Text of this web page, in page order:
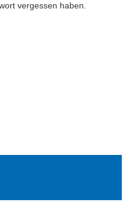
vergessen haben.